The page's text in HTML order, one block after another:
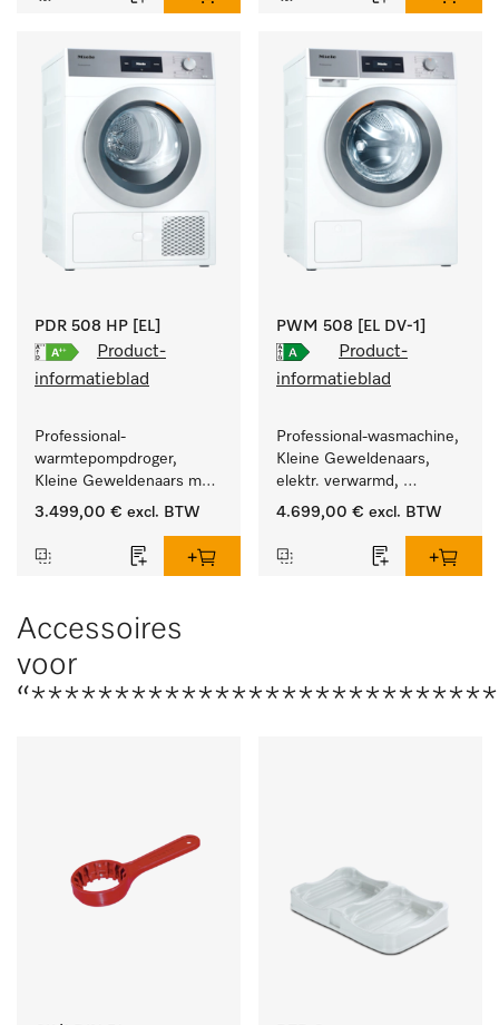
PDR 508 HP [EL]
Product-
informatieblad
Professional-
warmtepompdroger,
Kleine Geweldenaars met
zeer laag energieverbruik
3.499,00 € excl. BTW
PWM 508 [EL DV-1]
Product-
informatieblad
Professional-wasmachine,
Kleine Geweldenaars,
elektr. verwarmd,
afvoerklep en
programma's.
Vermogen 8 kg  in 49 min
4.699,00 € excl. BTW
Accessoires
voor